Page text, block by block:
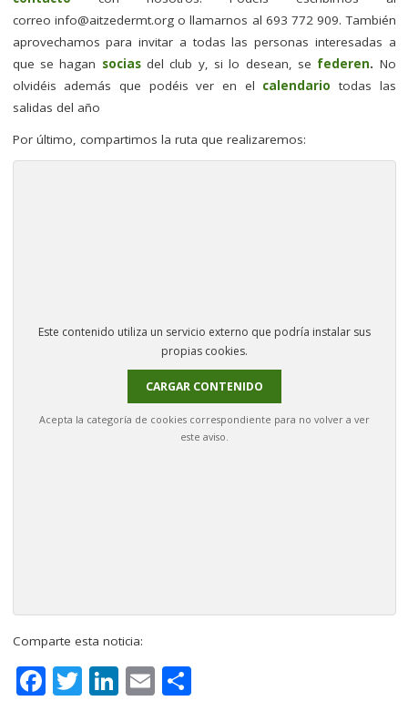
correo info@aitzedermt.orgo llamarnos al 693 772 909. También
aprovechamos para invitar a todas las personas interesadas a
que se hagan socias del club y, si lo desean, se federen. No
olvidéis además que podéis ver en el calendario todas las
salidas del año
Por último, compartimos la ruta que realizaremos:
Este contenido utiliza un servicio externo que podría instalar sus
propias cookies.
CARGAR CONTENIDO
Acepta la categoría de cookies correspondiente para no volver a ver
este aviso.
Comparte esta noticia:
F T Li E C